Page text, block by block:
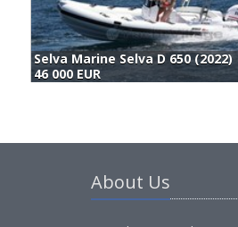
Selva Marine Selva D 650 (2022)
46 000 EUR
About Us